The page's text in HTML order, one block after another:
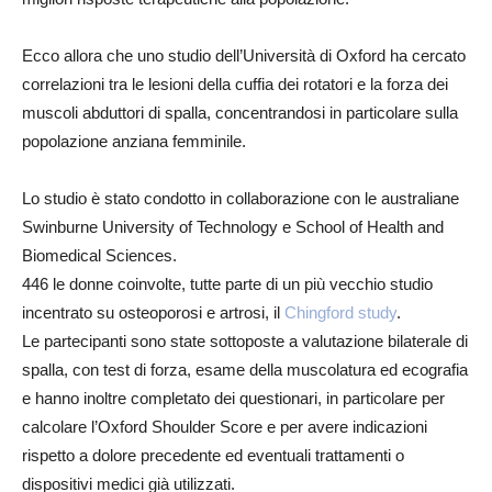
Ecco allora che uno studio dell’Università di Oxford ha cercato
correlazioni tra le lesioni della cuffia dei rotatori e la forza dei
muscoli abduttori di spalla, concentrandosi in particolare sulla
popolazione anziana femminile.
Lo studio è stato condotto in collaborazione con le australiane
Swinburne University of Technology e School of Health and
Biomedical Sciences.
446 le donne coinvolte, tutte parte di un più vecchio studio
incentrato su osteoporosi e artrosi, il Chingford study.
Le partecipanti sono state sottoposte a valutazione bilaterale di
spalla, con test di forza, esame della muscolatura ed ecografia
e hanno inoltre completato dei questionari, in particolare per
calcolare l’Oxford Shoulder Score e per avere indicazioni
rispetto a dolore precedente ed eventuali trattamenti o
dispositivi medici già utilizzati.